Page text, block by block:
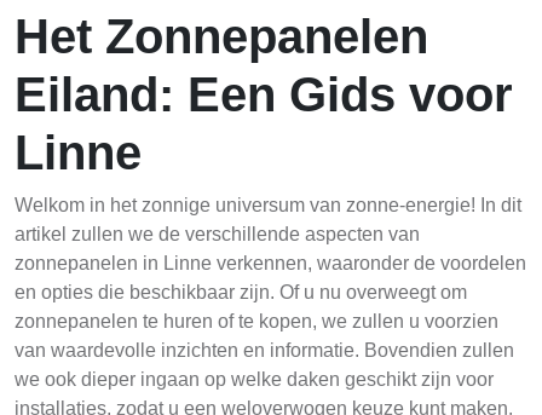
Het Zonnepanelen
Eiland: Een Gids voor
Linne
Welkom in het zonnige universum van zonne-energie! In dit
artikel zullen we de verschillende aspecten van
zonnepanelen in Linne verkennen, waaronder de voordelen
en opties die beschikbaar zijn. Of u nu overweegt om
zonnepanelen te huren of te kopen, we zullen u voorzien
van waardevolle inzichten en informatie. Bovendien zullen
we ook dieper ingaan op welke daken geschikt zijn voor
installaties, zodat u een weloverwogen keuze kunt maken.